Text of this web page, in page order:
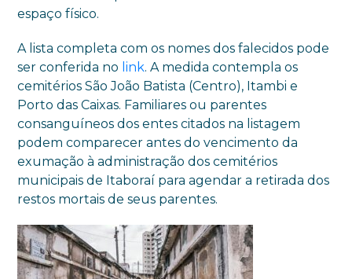
espaço físico.
A lista completa com os nomes dos falecidos pode
ser conferida no link. A medida contempla os
cemitérios São João Batista (Centro), Itambi e
Porto das Caixas. Familiares ou parentes
consanguíneos dos entes citados na listagem
podem comparecer antes do vencimento da
exumação à administração dos cemitérios
municipais de Itaboraí para agendar a retirada dos
restos mortais de seus parentes.